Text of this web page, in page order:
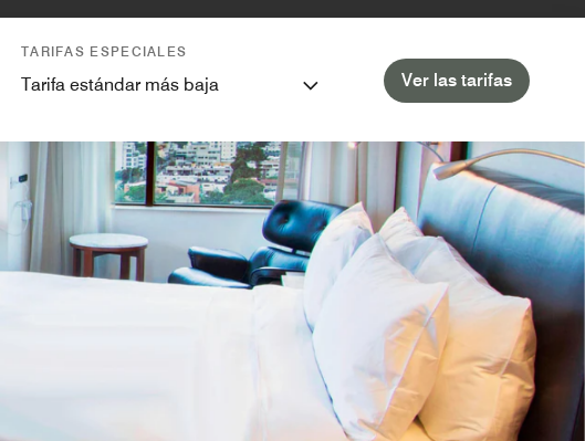
TARIFAS ESPECIALES
Tarifa estándar más baja Ver las tarifas